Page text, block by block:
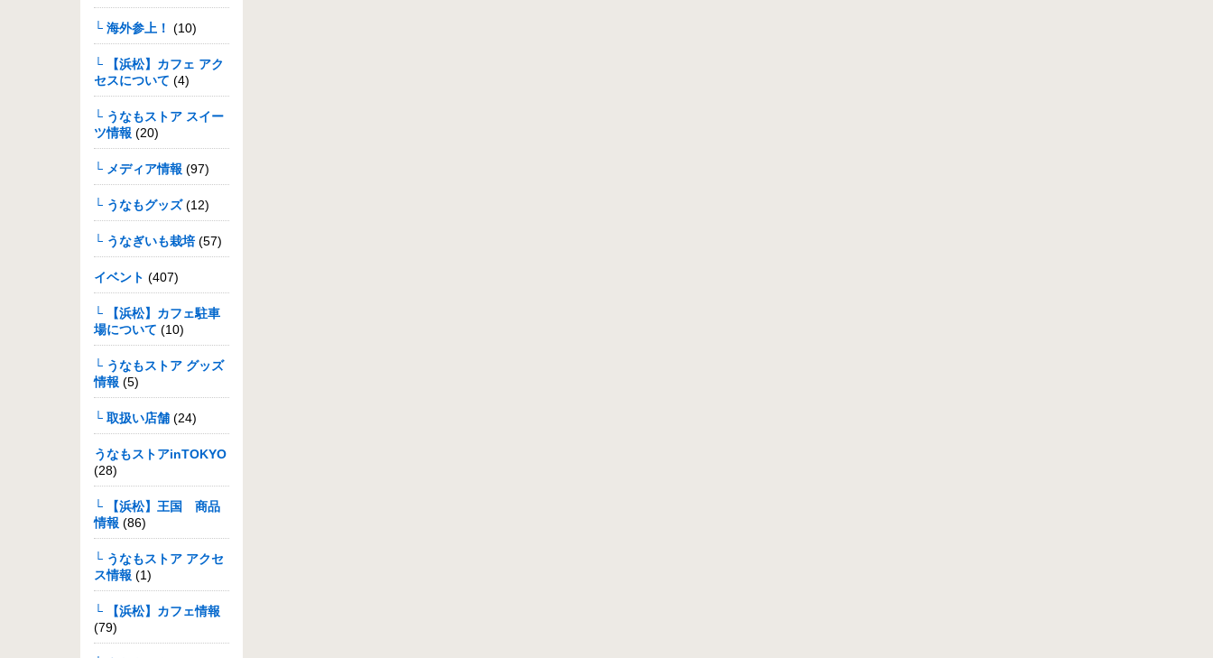
└ 海外参上！ (10)
└ 【浜松】カフェ アク
セスについて (4)
└ うなもストア スイー
ツ情報 (20)
└ メディア情報 (97)
└ うなもグッズ(12)
└ うなぎいも栽培(57)
イベント (407)
└ 【浜松】カフェ駐車
場について (10)
└ うなもストア グッズ
情報 (5)
└ 取扱い店舗 (24)
うなもストアinTOKYO
(28)
└ 【浜松】王国 商品
情報 (86)
└ うなもストア アクセ
ス情報 (1)
└ 【浜松】カフェ情報
(79)